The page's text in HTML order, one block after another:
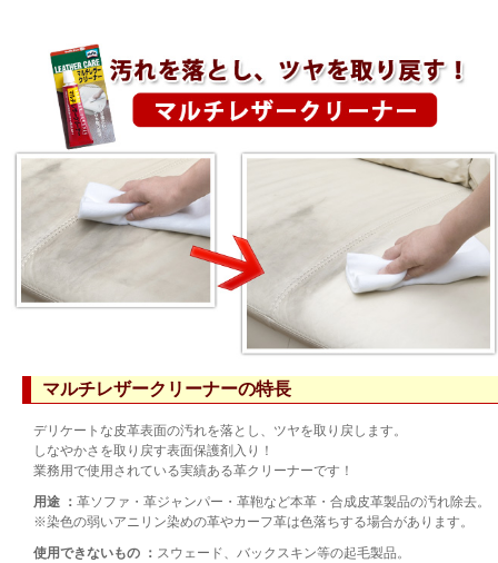
マルチレザークリーナーの特長
デリケートな皮革表面の汚れを落とし、ツヤを取り戻します。
しなやかさを取り戻す表面保護剤入り！
業務用で使用されている実績ある革クリーナーです！
用途 ： 革ソファ・革ジャンパー・革鞄など本革・合成皮革製品の汚れ除去。
※染色の弱いアニリン染めの革やカーフ革は色落ちする場合があります。
使用できないもの ： スウェード、バックスキン等の起毛製品。